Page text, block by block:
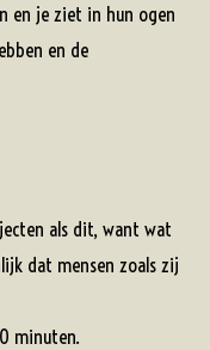
en je ziet in hun ogen
en de
als dit, want wat
dat mensen zoals zij
minuten.